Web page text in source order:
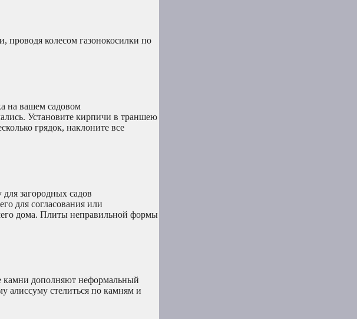
проводя колесом газонокосилки по
на вашем садовом
Установите кирпичи в траншею
грядок, наклоните все
загородных садов
для согласования или
дома. Плиты неправильной формы
камни дополняют неформальный
алиссуму стелиться по камням и